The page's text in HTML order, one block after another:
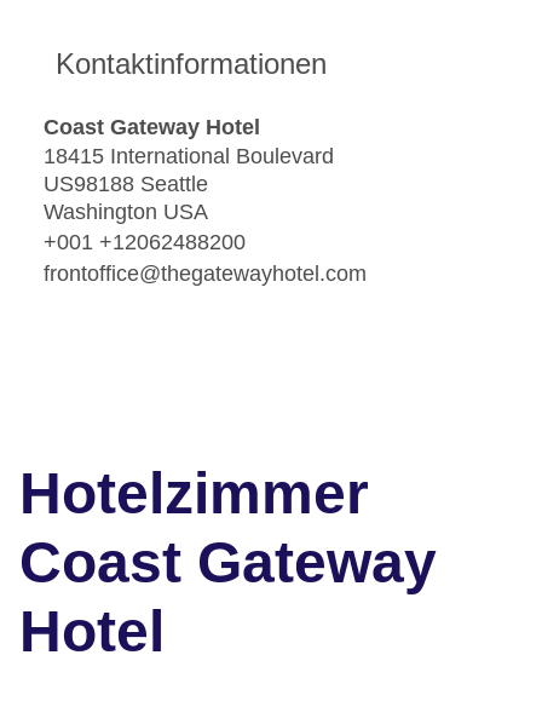
Kontaktinformationen
Coast Gateway Hotel
18415 International Boulevard
US98188 Seattle
Washington USA
+001 +12062488200
frontoffice@thegatewayhotel.com
Hotelzimmer
Coast Gateway
Hotel